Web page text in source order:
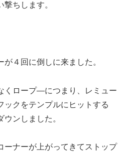
ちします。
４回に倒しに来ました。
くロープ―につまり、レミュー
ックをテンプルにヒットする
ンしました。
ーナーが上がってきてストップ